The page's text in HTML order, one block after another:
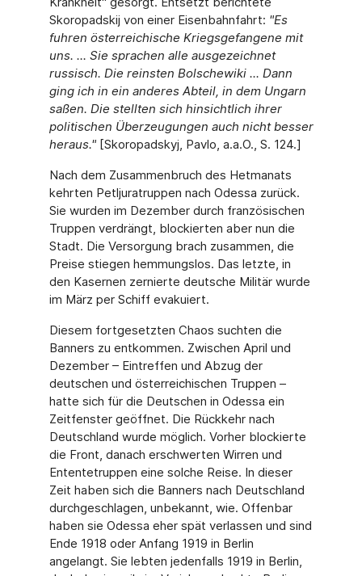
Skoropadskij von einer Eisenbahnfahrt: "Es
fuhren österreichische Kriegsgefangene mit
uns. ... Sie sprachen alle ausgezeichnet
russisch. Die reinsten Bolschewiki ... Dann
ging ich in ein anderes Abteil, in dem Ungarn
saßen. Die stellten sich hinsichtlich ihrer
politischen Überzeugungen auch nicht besser
heraus."[Skoropadskyj, Pavlo, a.a.O., S. 124.]
Nach dem Zusammenbruch des Hetmanats
kehrten Petljuratruppen nach Odessa zurück.
Sie wurden im Dezember durch französischen
Truppen verdrängt, blockierten aber nun die
Stadt. Die Versorgung brach zusammen, die
Preise stiegen hemmungslos. Das letzte, in
den Kasernen zernierte deutsche Militär wurde
im März per Schiff evakuiert.
Diesem fortgesetzten Chaos suchten die
Banners zu entkommen. Zwischen April und
Dezember – Eintreffen und Abzug der
deutschen und österreichischen Truppen –
hatte sich für die Deutschen in Odessa ein
Zeitfenster geöffnet. Die Rückkehr nach
Deutschland wurde möglich. Vorher blockierte
die Front, danach erschwerten Wirren und
Ententetruppen eine solche Reise. In dieser
Zeit haben sich die Banners nach Deutschland
durchgeschlagen, unbekannt, wie. Offenbar
haben sie Odessa eher spät verlassen und sind
Ende 1918 oder Anfang 1919 in Berlin
angelangt. Sie lebten jedenfalls 1919 in Berlin,